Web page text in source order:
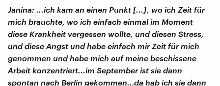
Janina: ...ich kam an einen Punkt [...], wo ich Zeit für
mich brauchte, wo ich einfach einmal im Moment
diese Krankheit vergessen wollte, und diesen Stress,
und diese Angst und habe einfach mir Zeit für mich
genommen und habe mich auf meine beschissene
Arbeit konzentriert...im September ist sie dann
spontan nach Berlin gekommen...da hab ich sie dann